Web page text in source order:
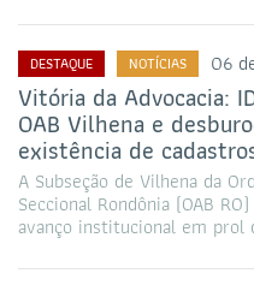
DESTAQUE NOTÍCIAS 06
Vitória da Advocacia:
OAB Vilhena e
existência de
A Subseção de Vilhena da
Seccional Rondônia (OAB
avanço institucional em prol